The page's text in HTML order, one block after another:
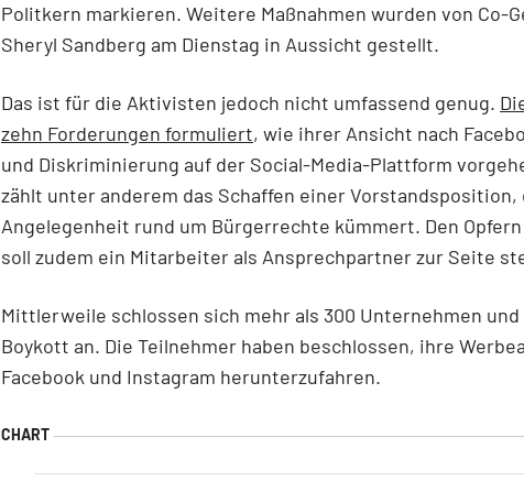
Politkern markieren. Weitere Maßnahmen wurden von Co-
Sheryl Sandberg am Dienstag in Aussicht gestellt.
Das ist für die Aktivisten jedoch nicht umfassend genug.
zehn Forderungen formuliert, wie ihrer Ansicht nach
und Diskriminierung auf der Social-Media-Plattform
zählt unter anderem das Schaffen einer Vorstandsposition,
Angelegenheit rund um Bürgerrechte kümmert. Den
soll zudem ein Mitarbeiter als Ansprechpartner zur Seite
Mittlerweile schlossen sich mehr als 300 Unternehmen und
Boykott an. Die Teilnehmer haben beschlossen, ihre
Facebook und Instagram herunterzufahren.